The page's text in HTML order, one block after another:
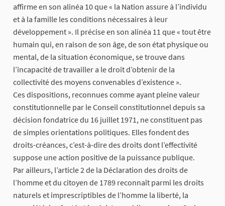
affirme en son alinéa 10 que « la Nation assure à l’individu
et à la famille les conditions nécessaires à leur
développement ». Il précise en son alinéa 11 que « tout être
humain qui, en raison de son âge, de son état physique ou
mental, de la situation économique, se trouve dans
l’incapacité de travailler a le droit d’obtenir de la
collectivité des moyens convenables d’existence ».
Ces dispositions, reconnues comme ayant pleine valeur
constitutionnelle par le Conseil constitutionnel depuis sa
décision fondatrice du 16 juillet 1971, ne constituent pas
de simples orientations politiques. Elles fondent des
droits-créances, c’est-à-dire des droits dont l’effectivité
suppose une action positive de la puissance publique.
Par ailleurs, l’article 2 de la Déclaration des droits de
l’homme et du citoyen de 1789 reconnaît parmi les droits
naturels et imprescriptibles de l’homme la liberté, la